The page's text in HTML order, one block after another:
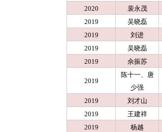
2020
裴永茂
2019
吴晓磊
2019
刘进
2019
吴晓磊
2019
佘振苏
2019
陈十一、唐
少强
2019 刘才山
2019
王建祥
2019
杨越